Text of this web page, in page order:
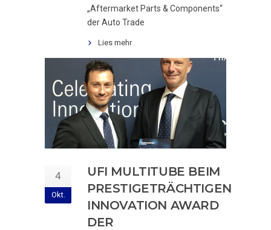
„Aftermarket Parts & Components“
der Auto Trade
Lies mehr
4
Okt.
UFI MULTITUBE BEIM
PRESTIGETRÄCHTIGEN
INNOVATION AWARD
DER